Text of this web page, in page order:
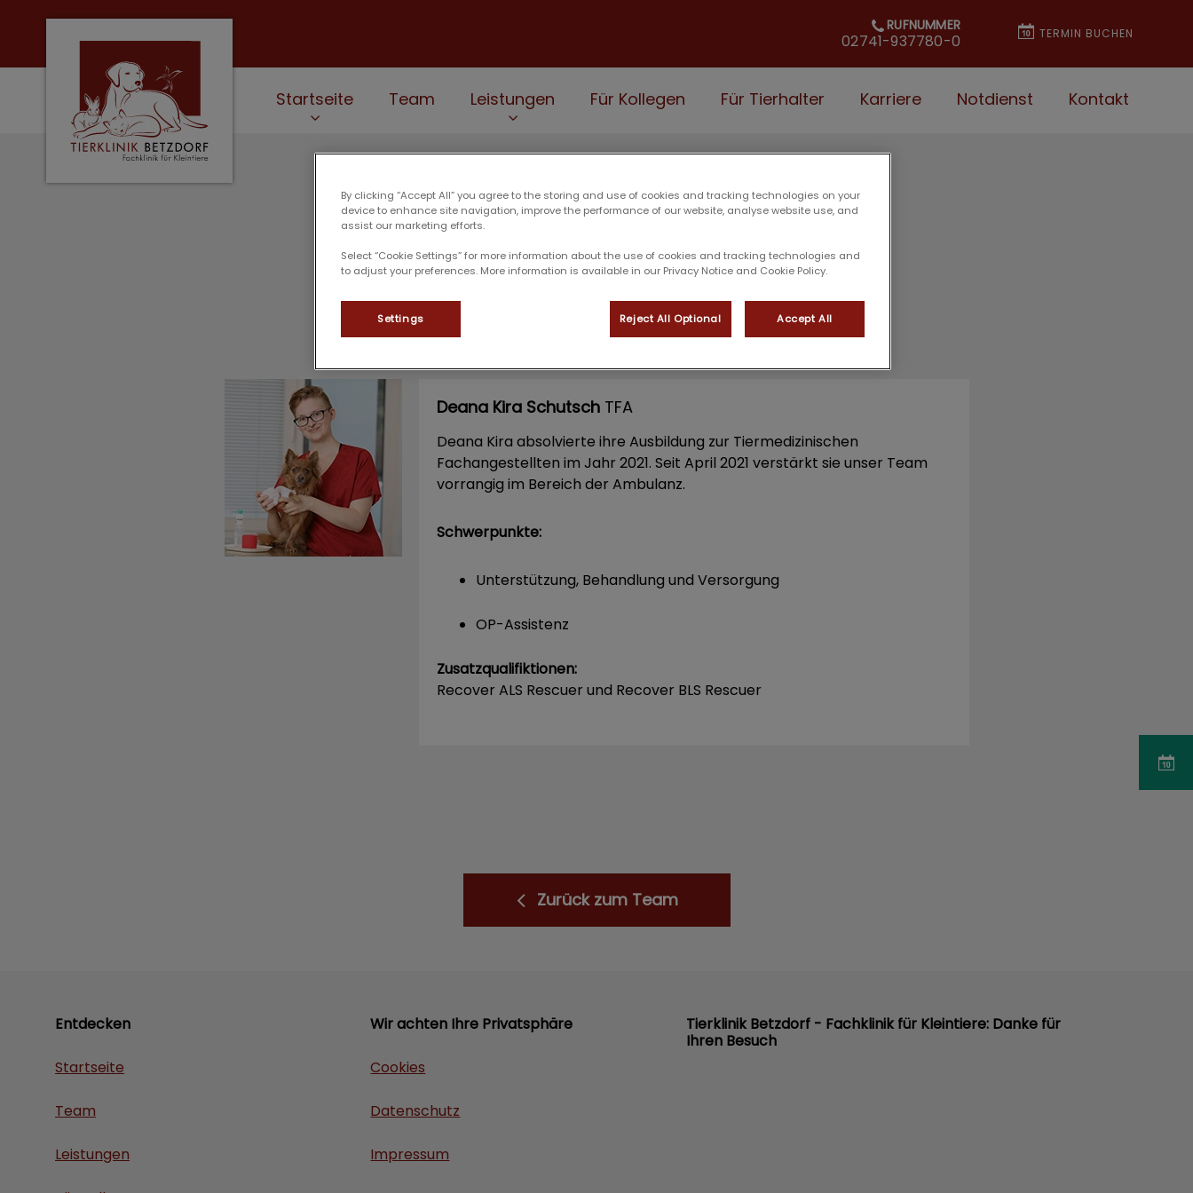
Homepage Tierklinik Betzdorf
RUFNUMMER
02741-937780-0 TERMIN BUCHEN
Startseite Team Leistungen Für Kollegen Für Tierhalter Karriere Notdienst Kontakt
Deana Kira Schutsch
FACHANGESTELLTE
Deana Kira SchutschTFA
Deana Kira absolvierte ihre Ausbildung zur Tiermedizinischen
Fachangestellten im Jahr 2021. Seit April 2021 verstärkt sie unser Team
vorrangig im Bereich der Ambulanz.
Schwerpunkte:
Unterstützung, Behandlung und Versorgung
OP-Assistenz
Zusatzqualifiktionen:
Recover ALS Rescuer und Recover BLS Rescuer
Zurück zum Team
Entdecken
Startseite
Team
Leistungen
Wir achten Ihre Privatsphäre
Cookies
Datenschutz
Impressum
Tierklinik Betzdorf - Fachklinik für Kleintiere: Danke für
Ihren Besuch
By clicking “Accept All” you agree to the storing and use of cookies and tracking technologies on your
device to enhance site navigation, improve the performance of our website, analyse website use, and
assist our marketing efforts.
Select “Cookie Settings” for more information about the use of cookies and tracking technologies and
to adjust your preferences. More information is available in our Privacy Notice and Cookie Policy.
Settings Reject All Optional Accept All